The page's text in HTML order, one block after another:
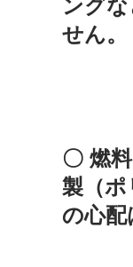
ング
せん。
〇 燃
製（
の心配